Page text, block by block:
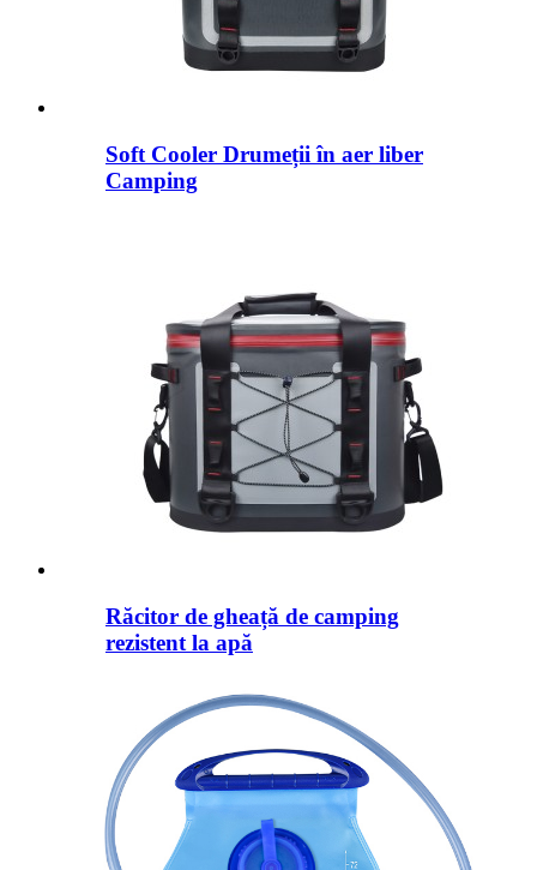
Soft Cooler Drumeții în aer liber
Camping
Răcitor de gheață de camping
rezistent la apă